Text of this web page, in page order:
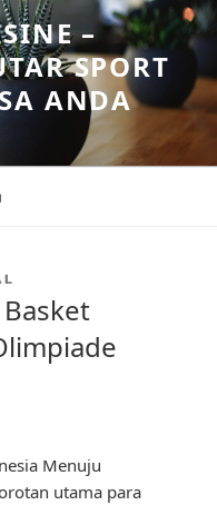
–
SPORT
ANDA
Menuju
utama para